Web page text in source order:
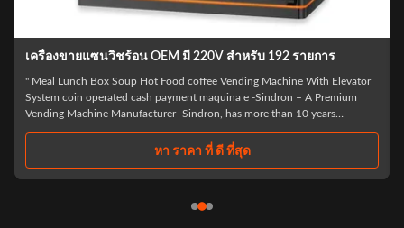
รับ 192 รายการ
Machine With Elevator
-Sindron – A Premium
than 10 years
เครื่องขายอาหารร้อน 4KW เครื่องขายกล่อง
Dimensions H x L x W 2280 mm* 1880 mm*
600 kg N.W Capacity No.of shelves: standard 7
per item: 5-7 *shelves can be adjusted according
items Power ...